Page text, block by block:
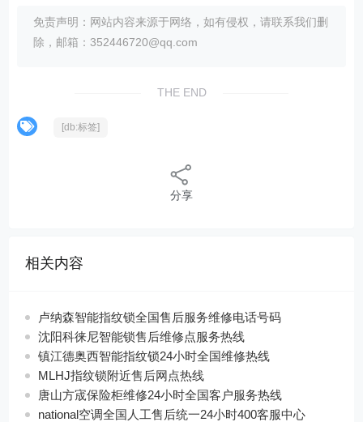
免责声明：网站内容来源于网络，如有侵权，请联系我们删
除，邮箱：352446720@qq.com
THE END
[db:标签]
分享
相关内容
卢纳森智能指纹锁全国售后服务维修电话号码
沈阳科徕尼智能锁售后维修点服务热线
镇江德奥西智能指纹锁24小时全国维修热线
MLHJ指纹锁附近售后网点热线
唐山方宬保险柜维修24小时全国客户服务热线
national空调全国人工售后统一24小时400客服中心